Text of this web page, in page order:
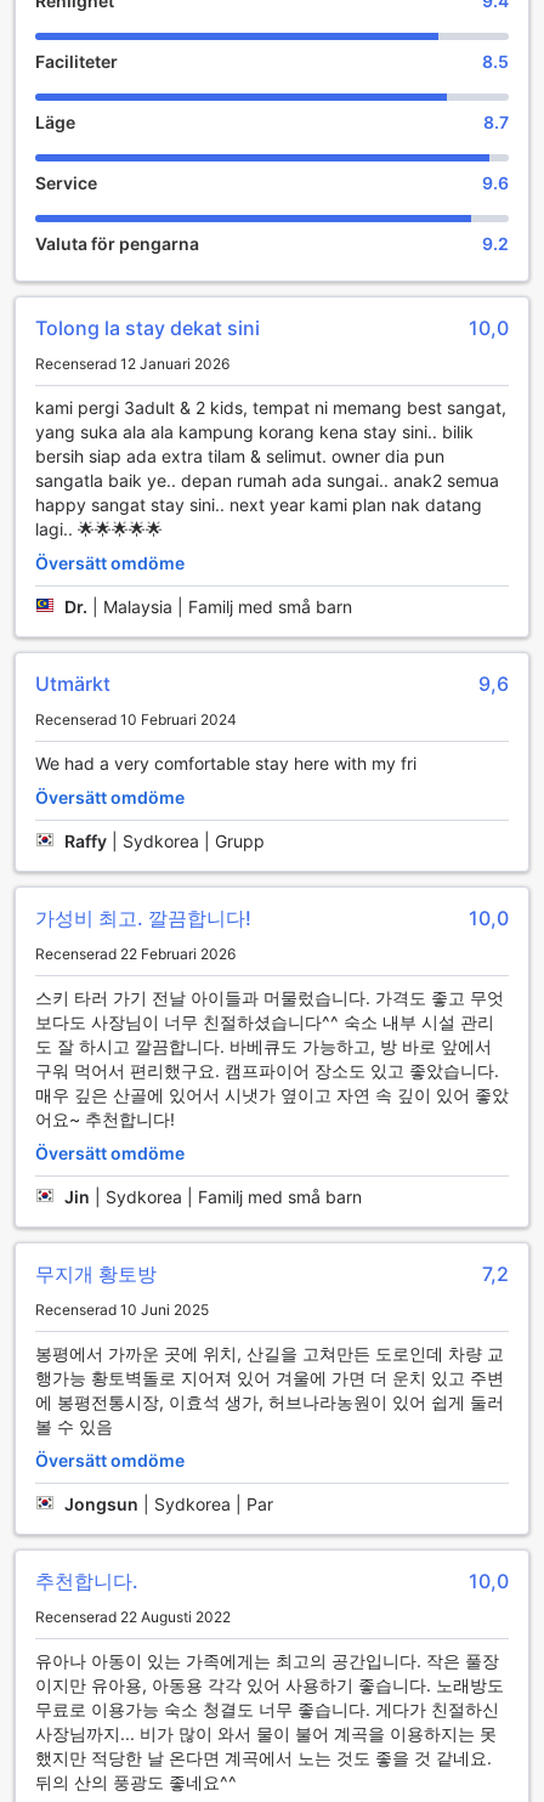
Faciliteter 8.5
Läge 8.7
Service 9.6
Valuta för pengarna 9.2
Tolong la stay dekat sini 10,0
Recenserad 12 Januari 2026
kami pergi 3adult & 2 kids, tempat ni memang best sangat,
yang suka ala ala kampung korang kena stay sini.. bilik
bersih siap ada extra tilam & selimut. owner dia pun
sangatla baik ye.. depan rumah ada sungai.. anak2 semua
happy sangat stay sini.. next year kami plan nak datang
lagi.. 🌟🌟🌟🌟🌟
Översätt omdöme
Dr. Malaysia | Familj med små barn
Utmärkt 9,6
Recenserad 10 Februari 2024
We had a very comfortable stay here with my fri
Översätt omdöme
Raffy Sydkorea | Grupp
가성비 최고. 깔끔합니다! 10,0
Recenserad 22 Februari 2026
스키 타러 가기 전날 아이들과 머물렀습니다. 가격도 좋고 무엇
보다도 사장님이 너무 친절하셨습니다^^ 숙소 내부 시설 관리
도 잘 하시고 깔끔합니다. 바베큐도 가능하고, 방 바로 앞에서
구워 먹어서 편리했구요. 캠프파이어 장소도 있고 좋았습니다.
매우 깊은 산골에 있어서 시냇가 옆이고 자연 속 깊이 있어 좋았
어요~ 추천합니다!
Översätt omdöme
Jin Sydkorea | Familj med små barn
무지개 황토방 7,2
Recenserad 10 Juni 2025
봉평에서 가까운 곳에 위치, 산길을 고쳐만든 도로인데 차량 교
행가능 황토벽돌로 지어져 있어 겨울에 가면 더 운치 있고 주변
에 봉평전통시장, 이효석 생가, 허브나라농원이 있어 쉽게 둘러
볼 수 있음
Översätt omdöme
Jongsun Sydkorea | Par
추천합니다. 10,0
Recenserad 22 Augusti 2022
유아나 아동이 있는 가족에게는 최고의 공간입니다. 작은 풀장
이지만 유아용, 아동용 각각 있어 사용하기 좋습니다. 노래방도
무료로 이용가능 숙소 청결도 너무 좋습니다. 게다가 친절하신
사장님까지... 비가 많이 와서 물이 불어 계곡을 이용하지는 못
했지만 적당한 날 온다면 계곡에서 노는 것도 좋을 것 같네요.
뒤의 산의 풍광도 좋네요^^